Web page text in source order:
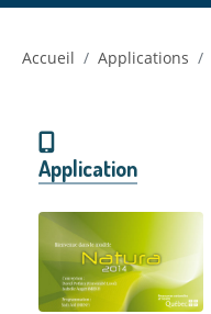
Accueil Applications
Application